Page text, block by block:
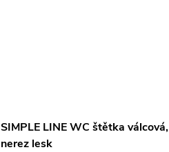
SIMPLE LINE WC štětka válcová,
nerez lesk